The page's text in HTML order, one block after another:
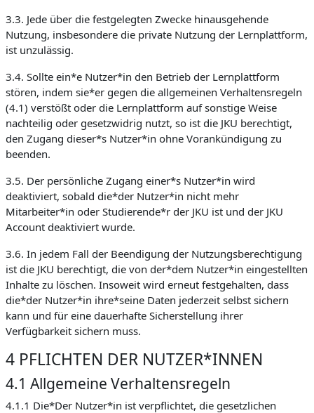
3.3. Jede über die festgelegten Zwecke hinausgehende
Nutzung, insbesondere die private Nutzung der Lernplattform,
ist unzulässig.
3.4. Sollte ein*e Nutzer*in den Betrieb der Lernplattform
stören, indem sie*er gegen die allgemeinen Verhaltensregeln
(4.1) verstößt oder die Lernplattform auf sonstige Weise
nachteilig oder gesetzwidrig nutzt, so ist die JKU berechtigt,
den Zugang dieser*s Nutzer*in ohne Vorankündigung zu
beenden.
3.5. Der persönliche Zugang einer*s Nutzer*in wird
deaktiviert, sobald die*der Nutzer*in nicht mehr
Mitarbeiter*in oder Studierende*r der JKU ist und der JKU
Account deaktiviert wurde.
3.6. In jedem Fall der Beendigung der Nutzungsberechtigung
ist die JKU berechtigt, die von der*dem Nutzer*in eingestellten
Inhalte zu löschen. Insoweit wird erneut festgehalten, dass
die*der Nutzer*in ihre*seine Daten jederzeit selbst sichern
kann und für eine dauerhafte Sicherstellung ihrer
Verfügbarkeit sichern muss.
4 PFLICHTEN DER NUTZER*INNEN
4.1 Allgemeine Verhaltensregeln
4.1.1 Die*Der Nutzer*in ist verpflichtet, die gesetzlichen